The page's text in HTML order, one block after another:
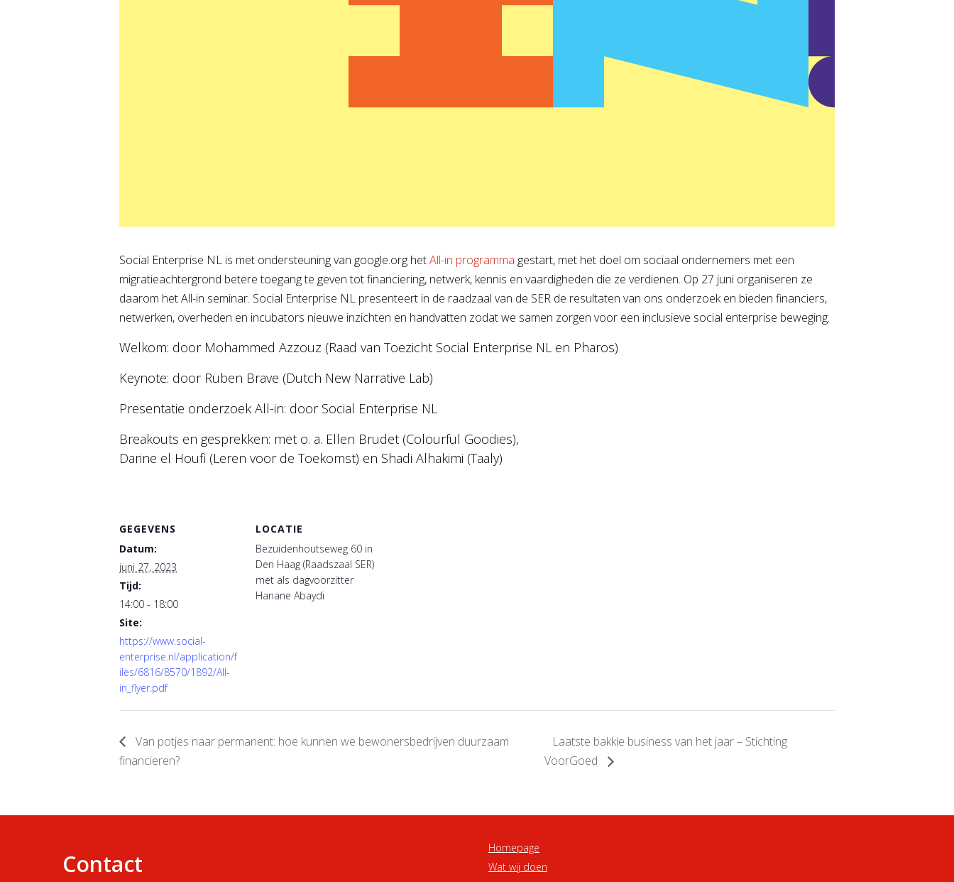
Social Enterprise NL is met ondersteuning van google.org hetAll-in programma gestart, met het doel om sociaal ondernemers met een
migratieachtergrond betere toegang te geven tot financiering, netwerk, kennis en vaardigheden die ze verdienen. Op 27 juni organiseren ze
daarom het All-in seminar. Social Enterprise NL presenteert in de raadzaal van de SER de resultaten van ons onderzoek en bieden financiers,
netwerken, overheden en incubators nieuwe inzichten en handvatten zodat we samen zorgen voor een inclusieve social enterprise beweging.
Welkom: door Mohammed Azzouz (Raad van Toezicht Social Enterprise NL en Pharos)
Keynote: door Ruben Brave (Dutch New Narrative Lab)
Presentatie onderzoek All-in: door Social Enterprise NL
Breakouts en gesprekken: met o. a. Ellen Brudet (Colourful Goodies),
Darine el Houfi (Leren voor de Toekomst) en Shadi Alhakimi (Taaly)
GEGEVENS
Datum:
juni 27, 2023
Tijd:
14:00 - 18:00
Site:
https://www.social-
enterprise.nl/application/f
iles/6816/8570/1892/All-
in_flyer.pdf
LOCATIE
Bezuidenhoutseweg 60 in
Den Haag (Raadszaal SER)
met als dagvoorzitter
Hanane Abaydi
Van potjes naar permanent: hoe kunnen we bewonersbedrijven duurzaam
financieren?
Laatste bakkie business van het jaar – Stichting
VoorGoed
Contact
Homepage
Wat wij doen